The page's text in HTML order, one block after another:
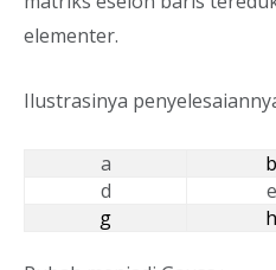
elementer.
Ilustrasinya
a b
d
e
g
h